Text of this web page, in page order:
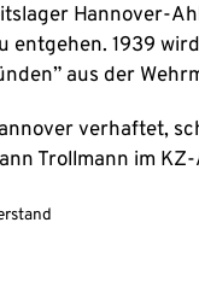
Hannover-
entgehen. 1939
aus der
verhaftet,
Trollmann im